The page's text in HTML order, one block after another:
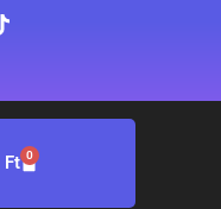
Ft 0